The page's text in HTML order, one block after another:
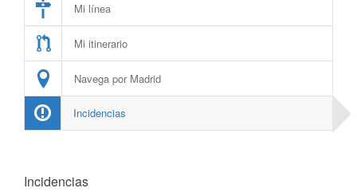
Mi línea
Mi itinerario
Navega por Madrid
Incidencias
Incidencias